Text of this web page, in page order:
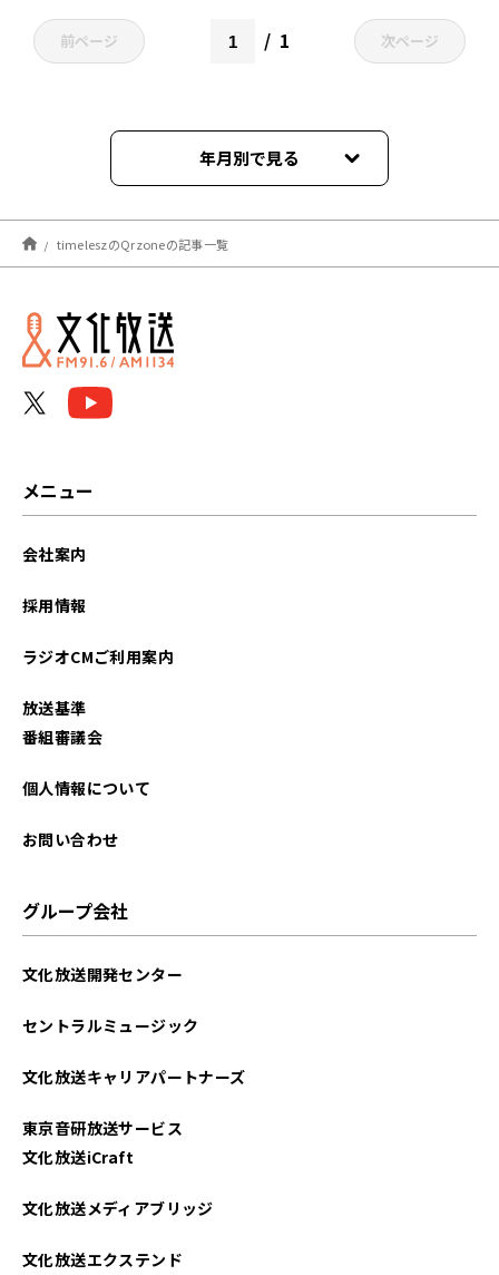
前ページ 1 次ページ
年月別で見る
2026年02月
2025年11月
2025年10月
2025年01月
2024年10月
2024年05月
2024年04月
timeleszのQrzoneの記事一覧
メニュー
会社案内
採用情報
ラジオCMご利用案内
放送基準
番組審議会
個人情報について
お問い合わせ
グループ会社
文化放送開発センター
セントラルミュージック
文化放送キャリアパートナーズ
東京音研放送サービス
文化放送iCraft
文化放送メディアブリッジ
文化放送エクステンド